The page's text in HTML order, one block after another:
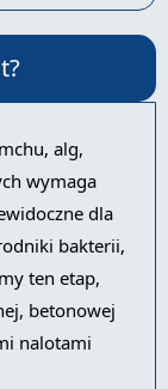
alg,
wymaga
dla
bakterii,
ten etap,
betonowej
nalotami